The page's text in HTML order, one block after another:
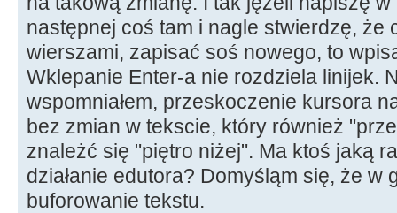
następnej coś tam i nagle stwierdzę, że
wierszami, zapisać soś nowego, to
Wklepanie Enter-a nie rozdziela linijek.
wspomniałem, przeskoczenie kursora
bez zmian w tekscie, który również
znależć się "piętro niżej". Ma ktoś jaką
działanie edutora? Domyśląm się, że w
buforowanie tekstu.